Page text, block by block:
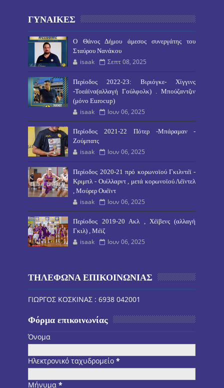
ΓΥΝΑΙΚΕΣ
O Θάνος Δήμου άμεσος συνεργάτης του
Σταύρου Νανάκου
isaak Σεπτ 08, 2025
Περίοδος 2022-23: Βιριόγκε- Χίγγινς
-Τοεάϊνα(αλλαγή Γούλφολκ) . Μπούζαντζιν
(μόνο Eurocup)
isaak Ιουν 06, 2025
Περίοδος 2021-22 Πότερ -Μπάραμαν -
Ζούμπατς
isaak Ιουν 06, 2025
Περίοδος 2020-21 πρό κορωνοϊού Γκιλντέϊ -
Κριμπλ - Ουίλλαρντ , μετά κορωνοϊού Λέϊντελ
, Μούρερ Ουέϊντ
isaak Ιουν 06, 2025
Περίοδος 2019-20 Ακλ , Χέϊβενς (αλλαγή
Γκιλ) , Μέϊζ
isaak Ιουν 06, 2025
ΤΗΛΕΦΩΝΑ ΕΠΙΚΟΙΝΩΝΙΑΣ
ΓΙΩΡΓΟΣ ΚΟΣΚΙΝΑΣ : 6938 042001
Φόρμα επικοινωνίας
Όνομα
Ηλεκτρονικό ταχυδρομείο*
Μήνυμα*